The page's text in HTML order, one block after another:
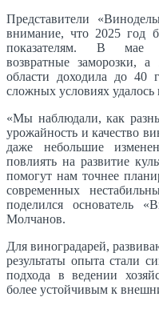
Представители
внимание, что 2025 год
показателям. В мае
возвратные заморозки, а
области доходила до 40
сложных условиях
«Мы наблюдали, как
урожайность и качество
даже небольшие
повлиять на развитие
помогут нам точнее
современных
поделился основатель
Молчанов.
Для виноградарей,
результаты опыта стали
подхода в ведении
более устойчивым к